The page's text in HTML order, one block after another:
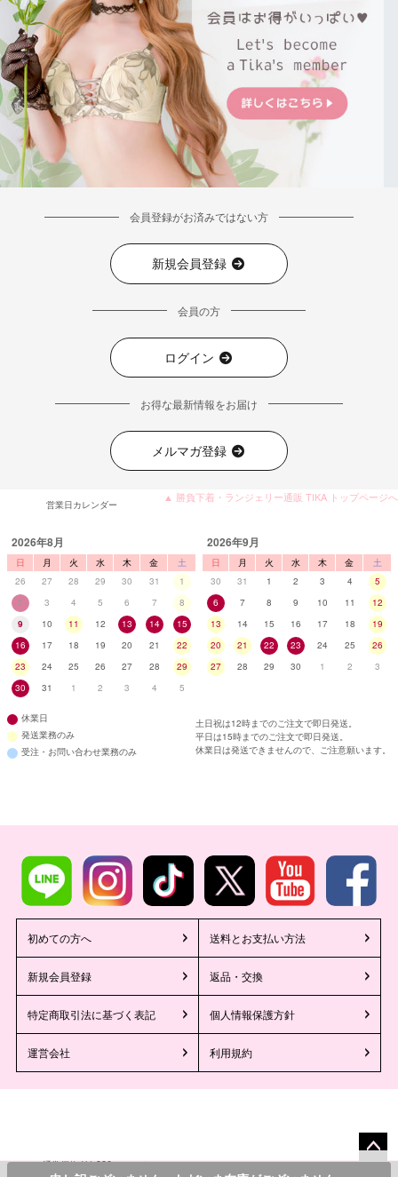
通常価格 ¥1,980のところ
会員登録がお済みではない方
新規会員登録
会員の方
ログイン
お得な最新情報をお届け
メルマガ登録
▲ 勝負下着・ランジェリー通販 TIKA トップページへ
営業日カレンダー
2026年8月
日 月 火 水 木 金
土
26
27 28 29 30 31
1
2
3 4 5 6 7
8
9
10 11 12 13 14
15
16
17 18 19 20 21
22
23
24 25 26 27 28
29
30
31 1 2 3 4 5
2026年9月
日 月 火 水 木 金
土
30
31 1 2 3 4
5
6
7 8 9 10 11
12
13
14 15 16 17 18
19
20
21 22 23 24 25
26
27
28 29 30 1 2 3
休業日
発送業務のみ
受注・お問い合わせ業務のみ
土日祝は12時までのご注文で即日発送。
平日は15時までのご注文で即日発送。
休業日は発送できませんので、ご注意願います。
初めての方へ 送料とお支払い方法
新規会員登録 返品・交換
特定商取引法に基づく表記 個人情報保護方針
運営会社 利用規約
©2013 Tika All Rights reserved.